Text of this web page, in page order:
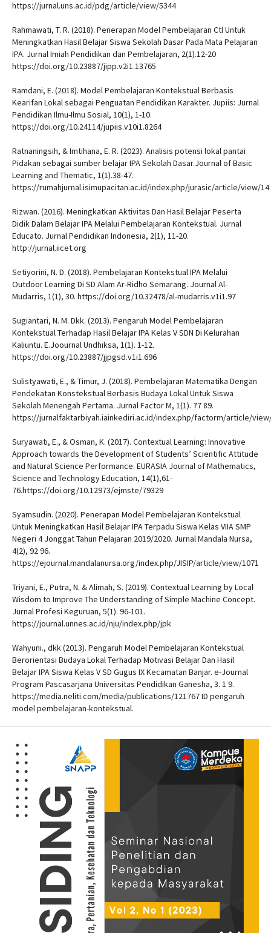
https://jurnal.uns.ac.id/pdg/article/view/5344
Rahmawati, T. R. (2018). Penerapan Model Pembelajaran Ctl Untuk
Meningkatkan Hasil Belajar Siswa Sekolah Dasar Pada Mata Pelajaran
IPA. Jurnal Imiah Pendidikan dan Pembelajaran, 2(1).12-20
https://doi.org/10.23887/jipp.v2i1.13765
Ramdani, E. (2018). Model Pembelajaran Kontekstual Berbasis
Kearifan Lokal sebagai Penguatan Pendidikan Karakter. Jupiis: Jurnal
Pendidikan Ilmu-Ilmu Sosial, 10(1), 1-10.
https://doi.org/10.24114/jupiis.v10i1.8264
Ratnaningsih, & Imtihana, E. R. (2023). Analisis potensi lokal pantai
Pidakan sebagai sumber belajar IPA Sekolah Dasar.Journal of Basic
Learning and Thematic, 1(1).38-47.
https://rumahjurnal.isimupacitan.ac.id/index.php/jurasic/article/view/14
Rizwan. (2016). Meningkatkan Aktivitas Dan Hasil Belajar Peserta
Didik Dalam Belajar IPA Melalui Pembelajaran Kontekstual. Jurnal
Educato. Jurnal Pendidikan Indonesia, 2(1), 11-20.
http://jurnal.iicet.org
Setiyorini, N. D. (2018). Pembelajaran Kontekstual IPA Melalui
Outdoor Learning Di SD Alam Ar-Ridho Semarang. Journal Al-
Mudarris, 1(1), 30. https://doi.org/10.32478/al-mudarris.v1i1.97
Sugiantari, N. M. Dkk. (2013). Pengaruh Model Pembelajaran
Kontekstual Terhadap Hasil Belajar IPA Kelas V SDN Di Kelurahan
Kaliuntu. E.Joournal Undhiksa, 1(1). 1-12.
https://doi.org/10.23887/jjpgsd.v1i1.696
Sulistyawati, E., & Timur, J. (2018). Pembelajaran Matematika Dengan
Pendekatan Konstekstual Berbasis Budaya Lokal Untuk Siswa
Sekolah Menengah Pertama. Jurnal Factor M, 1(1). 77 89.
https://jurnalfaktarbiyah.iainkediri.ac.id/index.php/factorm/article/
Suryawati, E., & Osman, K. (2017). Contextual Learning: Innovative
Approach towards the Development of Students’ Scientific Attitude
and Natural Science Performance. EURASIA Journal of Mathematics,
Science and Technology Education, 14(1),61-
76.https://doi.org/10.12973/ejmste/79329
Syamsudin. (2020). Penerapan Model Pembelajaran Kontekstual
Untuk Meningkatkan Hasil Belajar IPA Terpadu Siswa Kelas VIIA SMP
Negeri 4 Jonggat Tahun Pelajaran 2019/2020. Jurnal Mandala Nursa,
4(2), 92 96.
https://ejournal.mandalanursa.org/index.php/JISIP/article/view/1071
Triyani, E., Putra, N. & Alimah, S. (2019). Contextual Learning by Local
Wisdom to Improve The Understanding of Simple Machine Concept.
Jurnal Profesi Keguruan, 5(1). 96-101.
https://journal.unnes.ac.id/nju/index.php/jpk
Wahyuni., dkk (2013). Pengaruh Model Pembelajaran Kontekstual
Berorientasi Budaya Lokal Terhadap Motivasi Belajar Dan Hasil
Belajar IPA Siswa Kelas V SD Gugus IX Kecamatan Banjar. e-Journal
Program Pascasarjana Universitas Pendidikan Ganesha, 3. 1 9.
https://media.neliti.com/media/publications/121767 ID pengaruh
model pembelajaran-kontekstual.